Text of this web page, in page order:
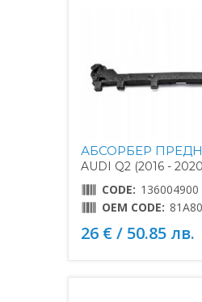
АБСОРБЕР
AUDI Q2 (2016 -
CODE: 136004900
OEM CODE:
26 € / 50.85 лв.